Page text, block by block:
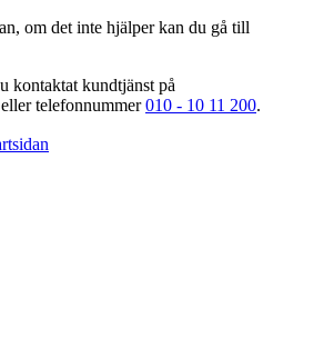
om det inte hjälper kan du gå till
kontaktat kundtjänst på
eller telefonnummer010 - 10 11 200.